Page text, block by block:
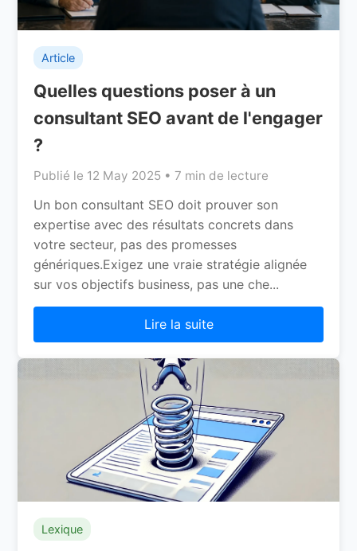
Article
Quelles questions poser à un
consultant SEO avant de l'engager
?
Publié le 12 May 2025 • 7 min de lecture
Un bon consultant SEO doit prouver son
expertise avec des résultats concrets dans
votre secteur, pas des promesses
génériques.Exigez une vraie stratégie alignée
sur vos objectifs business, pas une che...
Lire la suite
Lexique